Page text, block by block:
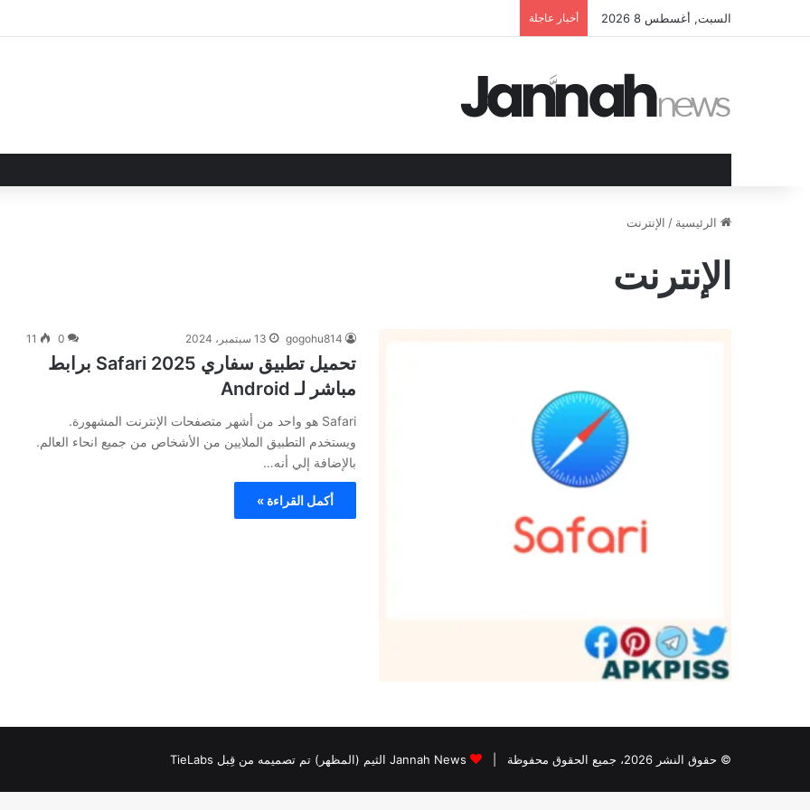
السبت, أغسطس 8 2026 أخبار عاجلة
الرئيسية / الإنترنت
الإنترنت
gogohu814 13 سبتمبر، 2024 0
11
تحميل تطبيق سفاري Safari 2025 برابط
مباشر لـ Android
Safari هو واحد من أشهر متصفحات الإنترنت المشهورة.
ويستخدم التطبيق الملايين من الأشخاص من جميع انحاء العالم.
بالإضافة إلي أنه…
أكمل القراءة »
© حقوق النشر 2026، جميع الحقوق محفوظة | Jannah News الثيم (المظهر) تم تصميمه من قِبل TieLabs